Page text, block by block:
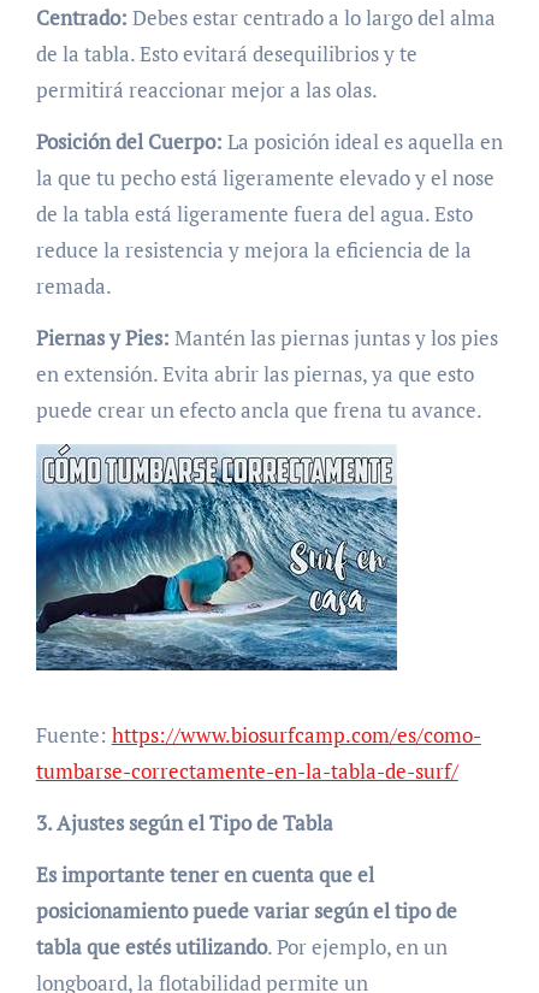
Centrado: Debes estar centrado a lo largo del alma
de la tabla. Esto evitará desequilibrios y te
permitirá reaccionar mejor a las olas.
Posición del Cuerpo: La posición ideal es aquella en
la que tu pecho está ligeramente elevado y el nose
de la tabla está ligeramente fuera del agua. Esto
reduce la resistencia y mejora la eficiencia de la
remada.
Piernas y Pies: Mantén las piernas juntas y los pies
en extensión. Evita abrir las piernas, ya que esto
puede crear un efecto ancla que frena tu avance.
Fuente: https://www.biosurfcamp.com/es/como-
tumbarse-correctamente-en-la-tabla-de-surf/
3. Ajustes según el Tipo de Tabla
Es importante tener en cuenta que el
posicionamiento puede variar según el tipo de
tabla que estés utilizando. Por ejemplo, en un
longboard, la flotabilidad permite un